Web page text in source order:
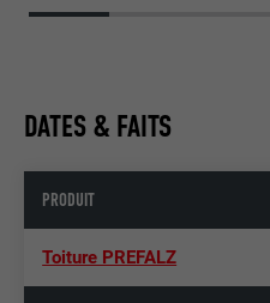
DATES & FAITS
PRODUIT
Toiture PREFALZ